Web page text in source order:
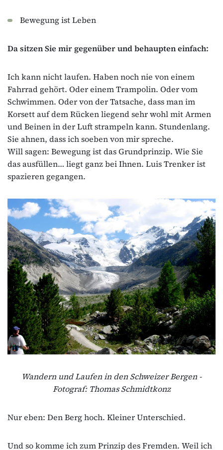
Bewegung ist Leben
Da sitzen Sie mir gegenüber und behaupten einfach:
Ich kann nicht laufen. Haben noch nie von einem
Fahrrad gehört. Oder einem Trampolin. Oder vom
Schwimmen. Oder von der Tatsache, dass man im
Korsett auf dem Rücken liegend sehr wohl mit Armen
und Beinen in der Luft strampeln kann. Stundenlang.
Sie ahnen, dass ich soeben von mir spreche.
Will sagen: Bewegung ist das Grundprinzip. Wie Sie
das ausfüllen… liegt ganz bei Ihnen. Luis Trenker ist
spazieren gegangen.
Wandern und Laufen in den Schweizer Bergen -
Fotograf: Thomas Schmidtkonz
Nur eben: Den Berg hoch. Kleiner Unterschied.
Und so komme ich zum Prinzip des Fremden. Weil ich